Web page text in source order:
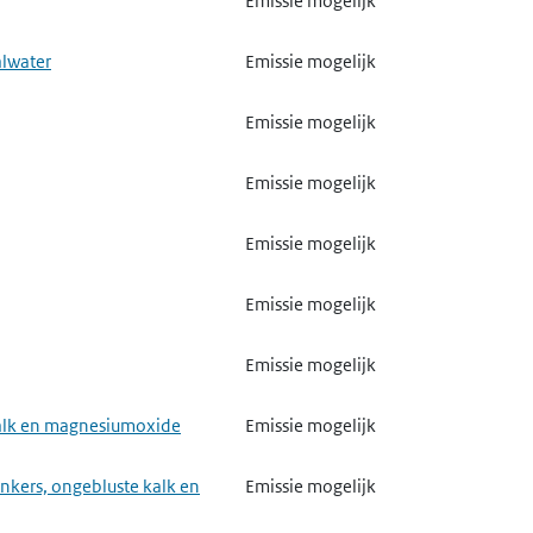
Emissie mogelijk
Gebruik mogelijk
Emissie mogelijk
Emissie mogelijk
Emissie mogelijk
of stikstof Emissie mogelijk
Gebruik mogelijk
Emissie mogelijk
Emissie mogelijk
Emissie mogelijk
Emissie mogelijk
Emissie mogelijk
Emissie mogelijk
Emissie mogelijk
Emissie mogelijk
en magnesiumoxide Emissie mogelijk
ongebluste kalk en
Emissie mogelijk